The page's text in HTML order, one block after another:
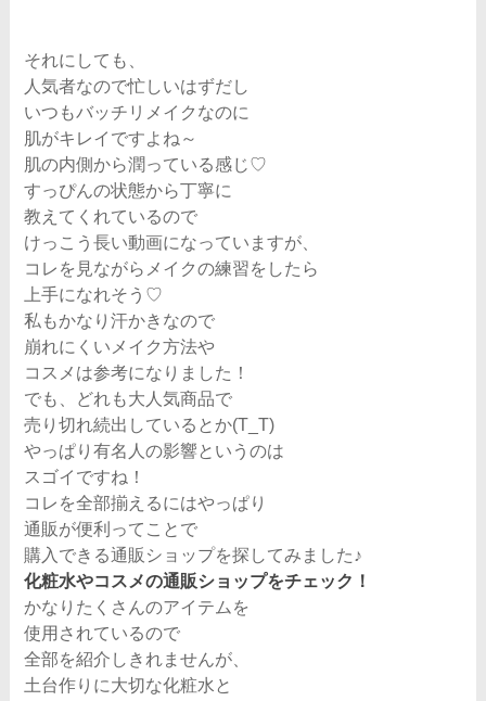
それにしても、
人気者なので忙しいはずだし
いつもバッチリメイクなのに
肌がキレイですよね～
肌の内側から潤っている感じ♡
すっぴんの状態から丁寧に
教えてくれているので
けっこう長い動画になっていますが、
コレを見ながらメイクの練習をしたら
上手になれそう♡
私もかなり汗かきなので
崩れにくいメイク方法や
コスメは参考になりました！
でも、どれも大人気商品で
売り切れ続出しているとか(T_T)
やっぱり有名人の影響というのは
スゴイですね！
コレを全部揃えるにはやっぱり
通販が便利ってことで
購入できる通販ショップを探してみました♪
化粧水やコスメの通販ショップをチェック！
かなりたくさんのアイテムを
使用されているので
全部を紹介しきれませんが、
土台作りに大切な化粧水と